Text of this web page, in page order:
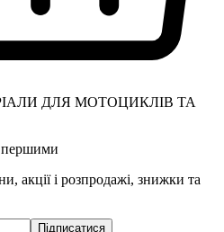
ДЛЯ МОТОЦИКЛІВ ТА
першими
акції і розпродажі, знижки та
Підписатися